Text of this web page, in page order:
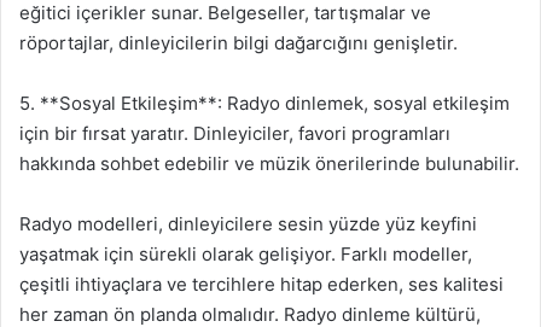
eğitici içerikler sunar. Belgeseller, tartışmalar ve
röportajlar, dinleyicilerin bilgi dağarcığını genişletir.
5. **Sosyal Etkileşim**: Radyo dinlemek, sosyal etkileşim
için bir fırsat yaratır. Dinleyiciler, favori programları
hakkında sohbet edebilir ve müzik önerilerinde bulunabilir.
Radyo modelleri, dinleyicilere sesin yüzde yüz keyfini
yaşatmak için sürekli olarak gelişiyor. Farklı modeller,
çeşitli ihtiyaçlara ve tercihlere hitap ederken, ses kalitesi
her zaman ön planda olmalıdır. Radyo dinleme kültürü,